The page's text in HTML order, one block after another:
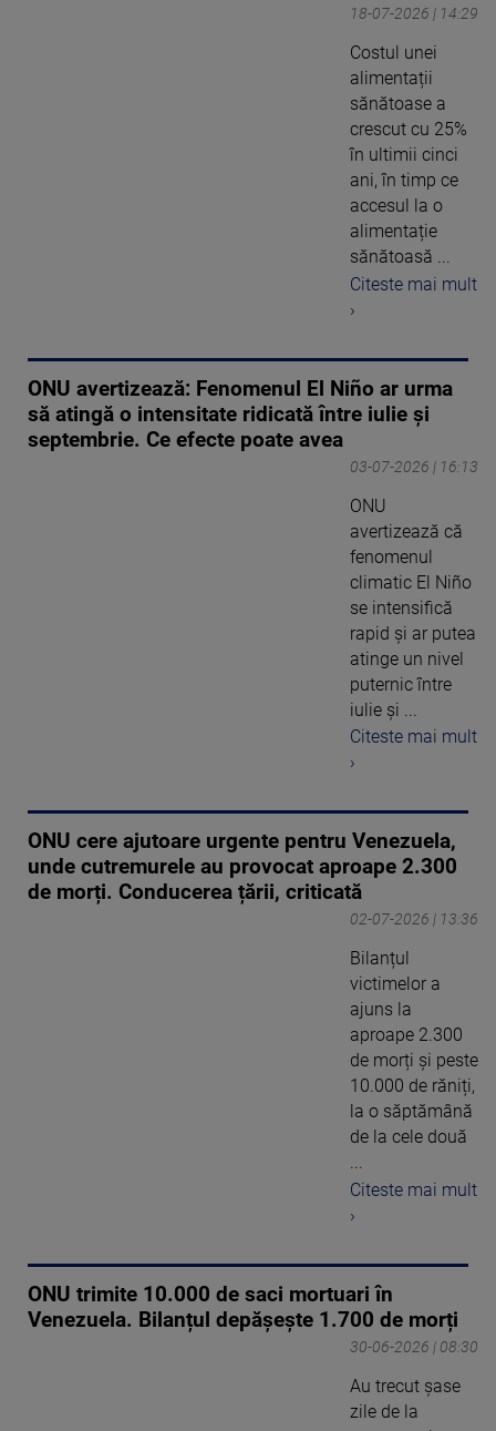
18-07-2026 | 14:29
Costul unei
alimentații
sănătoase a
crescut cu 25%
în ultimii cinci
ani, în timp ce
accesul la o
alimentație
sănătoasă ...
Citeste mai mult
›
ONU avertizează: Fenomenul El Niño ar urma
să atingă o intensitate ridicată între iulie şi
septembrie. Ce efecte poate avea
03-07-2026 | 16:13
ONU
avertizează că
fenomenul
climatic El Niño
se intensifică
rapid și ar putea
atinge un nivel
puternic între
iulie și ...
Citeste mai mult
›
ONU cere ajutoare urgente pentru Venezuela,
unde cutremurele au provocat aproape 2.300
de morți. Conducerea țării, criticată
02-07-2026 | 13:36
Bilanțul
victimelor a
ajuns la
aproape 2.300
de morți și peste
10.000 de răniți,
la o săptămână
de la cele două
...
Citeste mai mult
›
ONU trimite 10.000 de saci mortuari în
Venezuela. Bilanțul depășește 1.700 de morți
30-06-2026 | 08:30
Au trecut șase
zile de la